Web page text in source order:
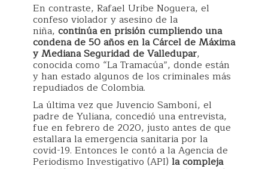
En contraste, Rafael Uribe Noguera, el
confeso violador y asesino de la
niña, continúa en prisión cumpliendo una
condena de 50 años en la Cárcel de Máxima
y Mediana Seguridad de Valledupar,
conocida como “La Tramacúa”, donde están
y han estado algunos de los criminales más
repudiados de Colombia.
La última vez que Juvencio Samboní, el
padre de Yuliana, concedió una entrevista,
fue en febrero de 2020, justo antes de que
estallara la emergencia sanitaria por la
covid-19. Entonces le contó a la Agencia de
Periodismo Investigativo (API) la compleja